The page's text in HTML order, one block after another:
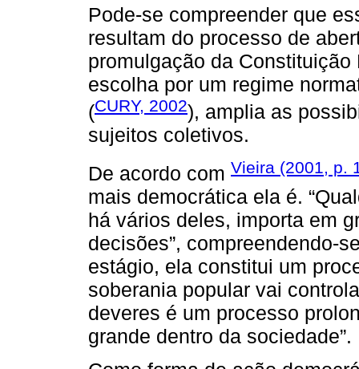
Pode-se compreender que
resultam do processo de
promulgação da
escolha por um regime
(CURY, 2002), amplia as
sujeitos coletivos.
De acordo com Vieira (2001, p.
mais democrática ela é.
há vários deles, importa em
decisões”, compreendendo-
estágio, ela constitui um
soberania popular vai
deveres é um processo
grande dentro da sociedade”.